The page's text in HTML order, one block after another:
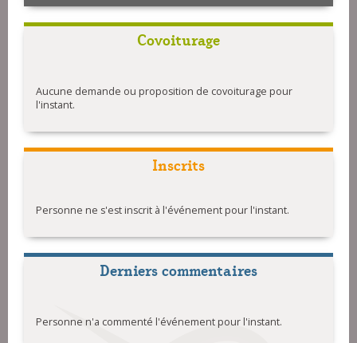
Covoiturage
Aucune demande ou proposition de covoiturage pour
l'instant.
Inscrits
Personne ne s'est inscrit à l'événement pour l'instant.
Derniers commentaires
Personne n'a commenté l'événement pour l'instant.